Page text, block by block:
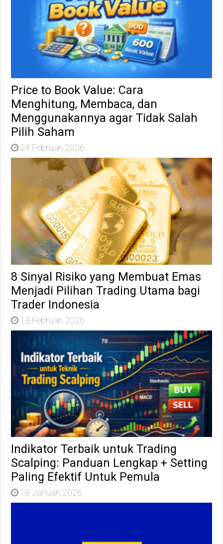
Price to Book Value: Cara
Menghitung, Membaca, dan
Menggunakannya agar Tidak Salah
Pilih Saham
24 Februari 2026
8 Sinyal Risiko yang Membuat Emas
Menjadi Pilihan Trading Utama bagi
Trader Indonesia
18 Februari 2026
Indikator Terbaik untuk Trading
Scalping: Panduan Lengkap + Setting
Paling Efektif Untuk Pemula
18 Januari 2026